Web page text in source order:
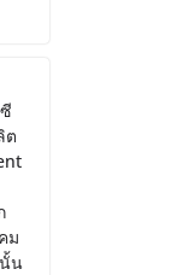
ต
ม
น